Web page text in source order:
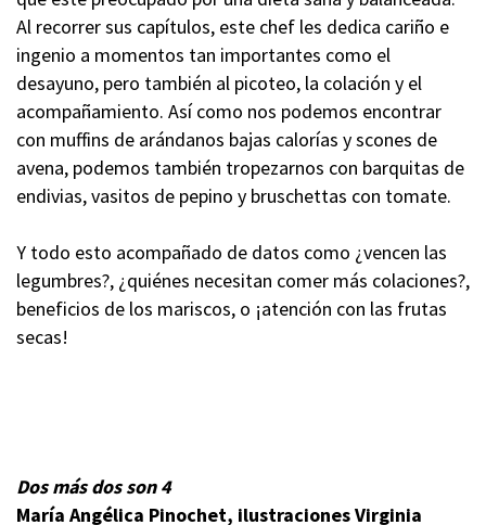
Al recorrer sus capítulos, este chef les dedica cariño e
ingenio a momentos tan importantes como el
desayuno, pero también al picoteo, la colación y el
acompañamiento. Así como nos podemos encontrar
con muffins de arándanos bajas calorías y scones de
avena, podemos también tropezarnos con barquitas de
endivias, vasitos de pepino y bruschettas con tomate.
Y todo esto acompañado de datos como ¿vencen las
legumbres?, ¿quiénes necesitan comer más colaciones?,
beneficios de los mariscos, o ¡atención con las frutas
secas!
Dos más dos son 4
María Angélica Pinochet, ilustraciones Virginia